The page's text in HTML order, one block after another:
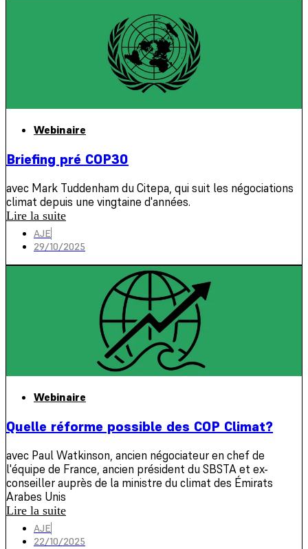
Webinaire
Briefing pré COP30
avec Mark Tuddenham du Citepa, qui suit les négociations
climat depuis une vingtaine d'années.
Lire la suite
AJE
29/10/2025
Webinaire
Quelle réforme possible des COP Climat?
avec Paul Watkinson, ancien négociateur en chef de
l'équipe de France, ancien président du SBSTA et ex-
conseiller auprès de la ministre du climat des Émirats
Arabes Unis
Lire la suite
AJE
22/10/2025